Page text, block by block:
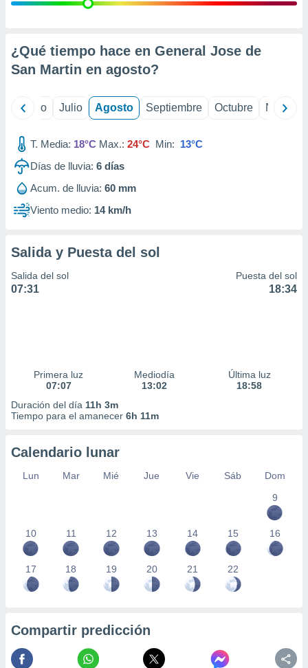
e
mediante
publicidad
de
1199
¿Qué tiempo hace en General Jose de
San Martin en agosto?
Junio Julio Agosto Septiembre Octubre
T. Media: 18°C Max.: 24°C Min: 13°C
Días de lluvia: 6 días
Acum. de lluvia: 60 mm
Viento medio: 14 km/h
Salida y Puesta del sol
Salida del sol
07:31
Puesta del sol
18:34
Primera luz
07:07
Mediodía
13:02
Última luz
18:58
Duración del día 11h 3m
Tiempo para el amanecer 6h 11m
Calendario lunar
Lun Mar Mié Jue Vie Sáb
Dom
9
10 11 12 13 14 15 16
17 18 19 20 21 22
Compartir predicción